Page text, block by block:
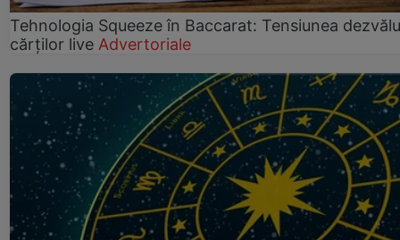
Tehnologia Squeeze în Baccarat: Tensiunea
cărților live Advertoriale